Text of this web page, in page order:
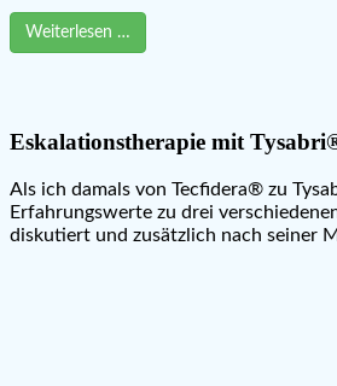
Weiterlesen …
Eskalationstherapie mit
Als ich damals von Tecfidera® zu
Erfahrungswerte zu drei
diskutiert und zusätzlich nach seiner